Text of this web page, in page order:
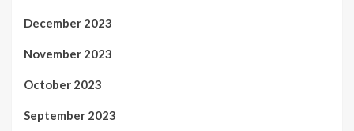
December 2023
November 2023
October 2023
September 2023